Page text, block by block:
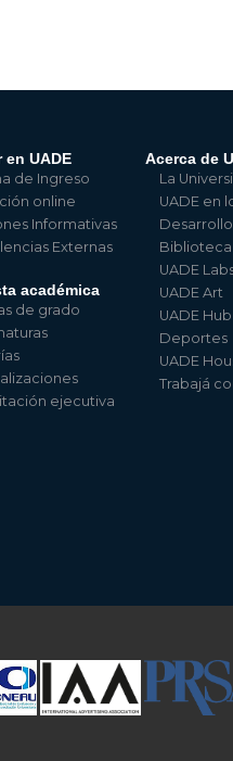
en UADE
de Ingreso
online
Informativas
Externas
académica
de grado
ejecutiva
Acerca de
La
UADE en
Biblioteca
UADE
UADE Art
UADE Hub
Deportes
UADE
Trabajá